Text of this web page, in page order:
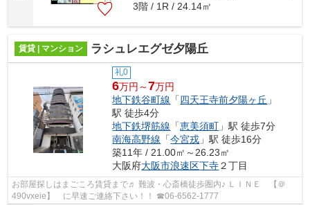
3階 / 1R / 24.14㎡
賃貸 | マンション ラシュレエグゼ夕陽丘
礼0
6万円～7万円
地下鉄谷町線 「四天王寺前夕陽ヶ丘 」
駅 徒歩4分
地下鉄堺筋線 「恵美須町 」駅 徒歩7分
南海高野線 「今宮戎 」駅 徒歩16分
築11年 / 21.00㎡～26.23㎡
大阪府大阪市浪速区下寺２丁目
お部屋探しはまごころ賃貸まで♬ 難波・心斎橋徒歩圏内♪ ＬＩＮＥ 【＠
490vxeie】 に早速ご連絡下さい！！ ☎06-6562-1777